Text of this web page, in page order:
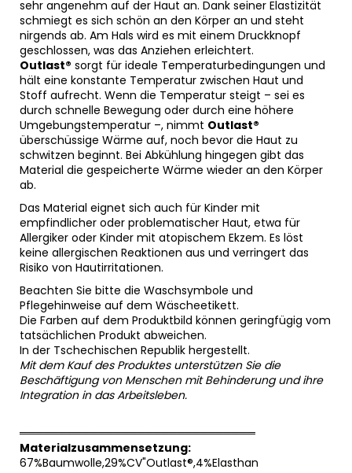
sehr angenehm auf der Haut an. Dank seiner Elastizität
schmiegt es sich schön an den Körper an und steht
nirgends ab. Am Hals wird es mit einem Druckknopf
geschlossen, was das Anziehen erleichtert.
Outlast® sorgt für ideale Temperaturbedingungen und
hält eine konstante Temperatur zwischen Haut und
Stoff aufrecht. Wenn die Temperatur steigt – sei es
durch schnelle Bewegung oder durch eine höhere
Umgebungstemperatur –, nimmt Outlast®
überschüssige Wärme auf, noch bevor die Haut zu
schwitzen beginnt. Bei Abkühlung hingegen gibt das
Material die gespeicherte Wärme wieder an den Körper
ab.
Das Material eignet sich auch für Kinder mit
empfindlicher oder problematischer Haut, etwa für
Allergiker oder Kinder mit atopischem Ekzem. Es löst
keine allergischen Reaktionen aus und verringert das
Risiko von Hautirritationen.
Beachten Sie bitte die Waschsymbole und
Pflegehinweise auf dem Wäscheetikett.
Die Farben auf dem Produktbild können geringfügig vom
tatsächlichen Produkt abweichen.
In der Tschechischen Republik hergestellt.
Mit dem Kauf des Produktes unterstützen Sie die
Beschäftigung von Menschen mit Behinderung und ihre
Integration in das Arbeitsleben.
══════════════════════════════
Materialzusammensetzung:
67%Baumwolle,29%CV"Outlast®,4%Elasthan